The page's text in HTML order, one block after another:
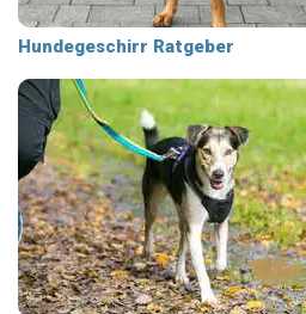
Hundegeschirr Ratgeber